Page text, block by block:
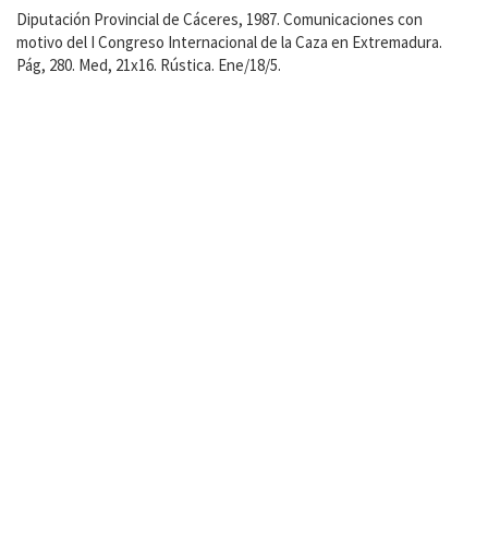
Diputación Provincial de Cáceres, 1987. Comunicaciones con
motivo del I Congreso Internacional de la Caza en Extremadura.
Pág, 280. Med, 21x16. Rústica. Ene/18/5.